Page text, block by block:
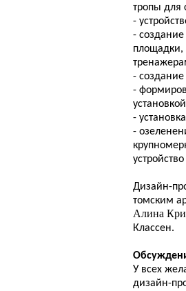
тропы для
-
-
площадки,
-
-
-
-
Дизайн-
томским
Алина
Классен.
У всех
дизайн-